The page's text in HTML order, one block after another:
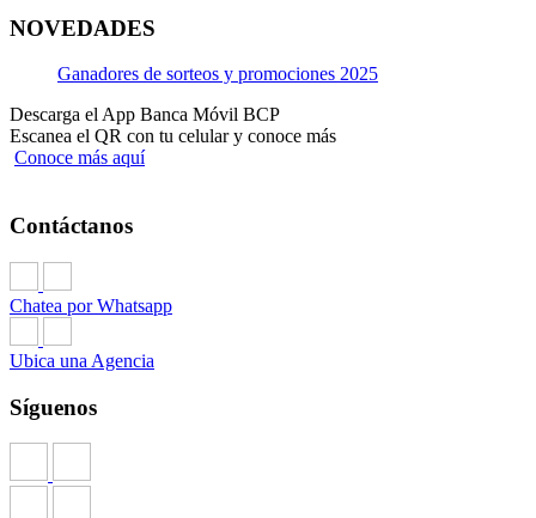
NOVEDADES
Ganadores de sorteos y promociones 2025
Descarga el App Banca Móvil BCP
Escanea el QR con tu celular y conoce más
Conoce más aquí
Contáctanos
Chatea por Whatsapp
Ubica una Agencia
Síguenos